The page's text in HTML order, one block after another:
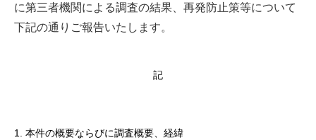
に第三者機関による調査の結果、再発防止策等について
下記の通りご報告いたします。
記
1. 本件の概要ならびに調査概要、経緯